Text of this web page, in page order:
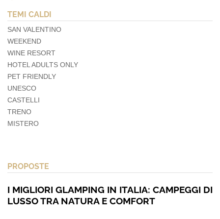
TEMI CALDI
SAN VALENTINO
WEEKEND
WINE RESORT
HOTEL ADULTS ONLY
PET FRIENDLY
UNESCO
CASTELLI
TRENO
MISTERO
PROPOSTE
I MIGLIORI GLAMPING IN ITALIA: CAMPEGGI DI
LUSSO TRA NATURA E COMFORT